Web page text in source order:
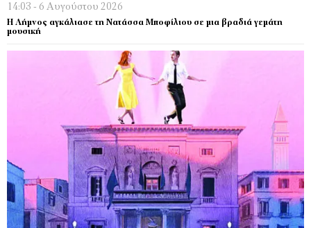
14:03 - 6 Αυγούστου 2026
Η Λήμνος αγκάλιασε τη Νατάσσα Μποφίλιου σε μια βραδιά γεμάτη
μουσική